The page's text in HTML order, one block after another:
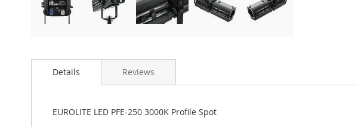
Details Reviews
EUROLITE LED PFE-250 3000K Profile Spot